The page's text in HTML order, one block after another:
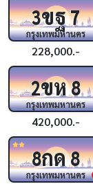
3ขฐ7
กรุงเทพมหานคร
228,000.-
2ขห8
กรุงเทพมหานคร
420,000.-
8กด8
กรุงเทพมหานคร